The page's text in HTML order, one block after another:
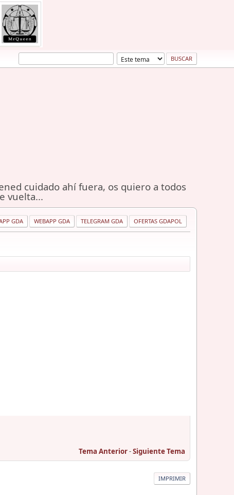
cuidado ahí fuera, os quiero a todos
vuelta...
GDA WEBAPP GDA TELEGRAM GDA OFERTAS GDAPOL
Tema Anterior-Siguiente Tema
IMPRIMIR